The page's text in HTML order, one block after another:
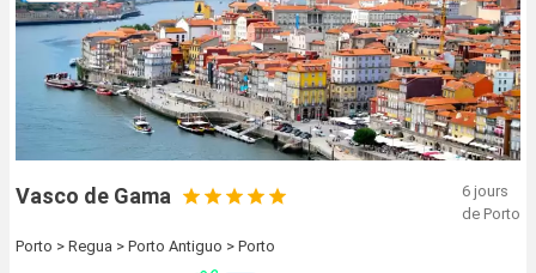
Vasco de Gama
6 jours
de Porto
Porto > Regua > Porto Antiguo > Porto